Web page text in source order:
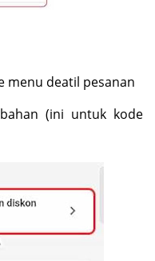
menu deatil pesanan
(ini untuk kode